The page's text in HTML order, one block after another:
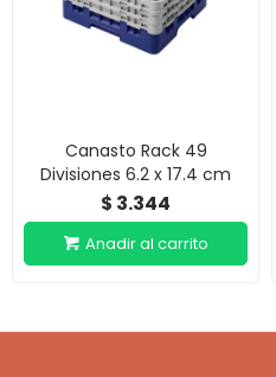
Canasto Rack 49
Divisiones 6.2 x 17.4 cm
$ 3.344